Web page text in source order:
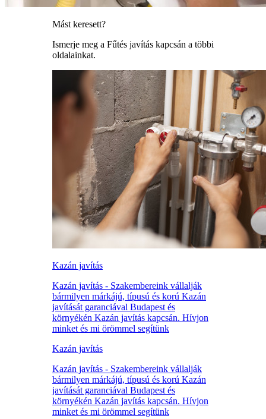
Mást keresett?
Ismerje meg a Fűtés javítás kapcsán a többi
oldalainkat.
Kazán javítás
Kazán javítás - Szakembereink vállalják
bármilyen márkájú, típusú és korú Kazán
javítását garanciával Budapest és
környékén Kazán javítás kapcsán. Hívjon
minket és mi örömmel segítünk
Kazán javítás
Kazán javítás - Szakembereink vállalják
bármilyen márkájú, típusú és korú Kazán
javítását garanciával Budapest és
környékén Kazán javítás kapcsán. Hívjon
minket és mi örömmel segítünk